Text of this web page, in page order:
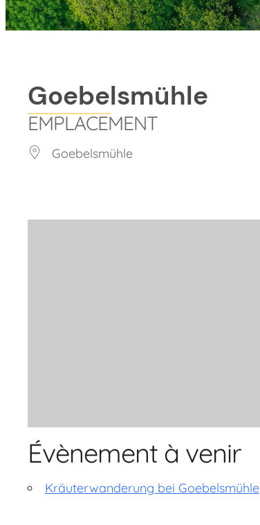
Goebelsmühle
EMPLACEMENT
Goebelsmühle
Évènement à venir
Kräuterwanderung bei Goebelsmühle